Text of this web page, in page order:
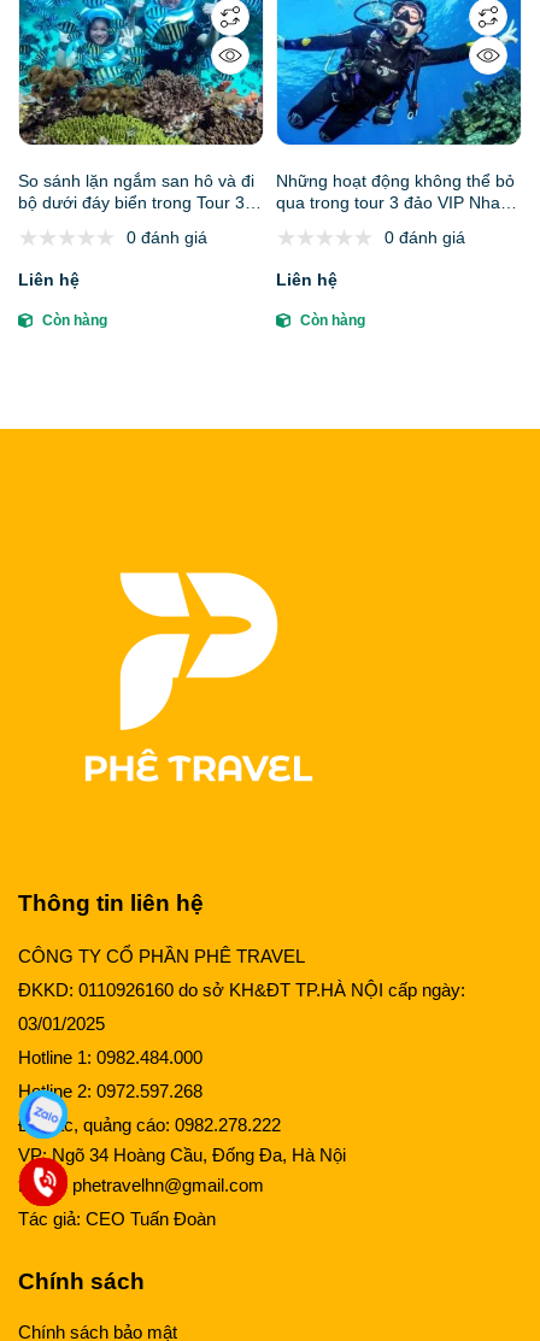
So sánh lặn ngắm san hô và đi
bộ dưới đáy biển trong Tour 3
Làng Chài và Hòn Tằm
0 đánh giá
Liên hệ
Còn hàng
Những hoạt động không thể bỏ
qua trong tour 3 đảo VIP Nha
Hòn Tằm
0 đánh giá
Liên hệ
Còn hàng
Thông tin liên hệ
CÔNG TY CỔ PHẦN PHÊ TRAVEL
ĐKKD: 0110926160 do sở KH&ĐT TP.HÀ NỘI cấp ngày:
03/01/2025
Hotline 1: 0982.484.000
Hotline 2: 0972.597.268
Đối tác, quảng cáo: 0982.278.222
VP: Ngõ 34 Hoàng Cầu, Đống Đa, Hà Nội
Email: phetravelhn@gmail.com
Tác giả: CEO Tuấn Đoàn
Chính sách
Chính sách bảo mật